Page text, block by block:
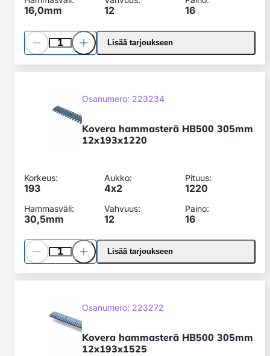
16,0mm 12 16
Pienennä
määrää
Lisää
määrääLisää tarjoukseen
SKU:
Osanumero: 223234
Kovera hammasterä HB500 305mm
12x193x1220
Korkeus:
193
Aukko:
4x2
Pituus:
1220
Hammasväli:
30,5mm
Vahvuus:
12
Paino:
16
Pienennä
määrää
Lisää
määrääLisää tarjoukseen
SKU:
Osanumero: 223272
Kovera hammasterä HB500 305mm
12x193x1525